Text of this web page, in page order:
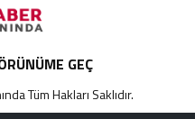
GEÇ
Tüm Hakları Saklıdır.